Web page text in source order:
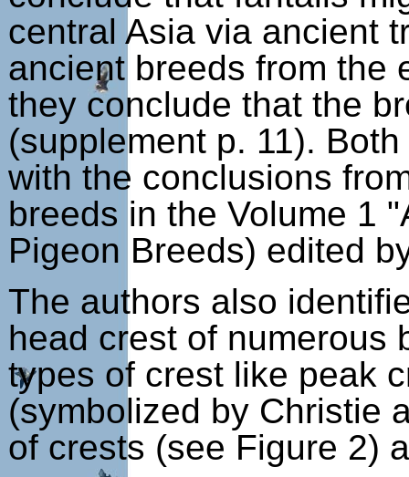
central Asia via ancient
ancient breeds from the
they conclude that the
(supplement p. 11).
with the conclusions
breeds in the Volume 1
Pigeon Breeds) edited
The authors also
head crest of numerous
types of crest like peak
(symbolized by Christie
of crests (see Figure 2)